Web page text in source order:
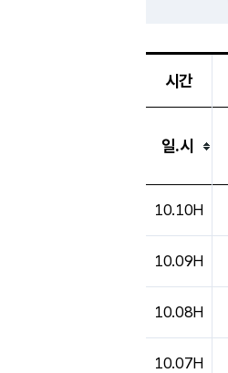
시간
일.시
10.10H
10.09H
10.08H
10.07H